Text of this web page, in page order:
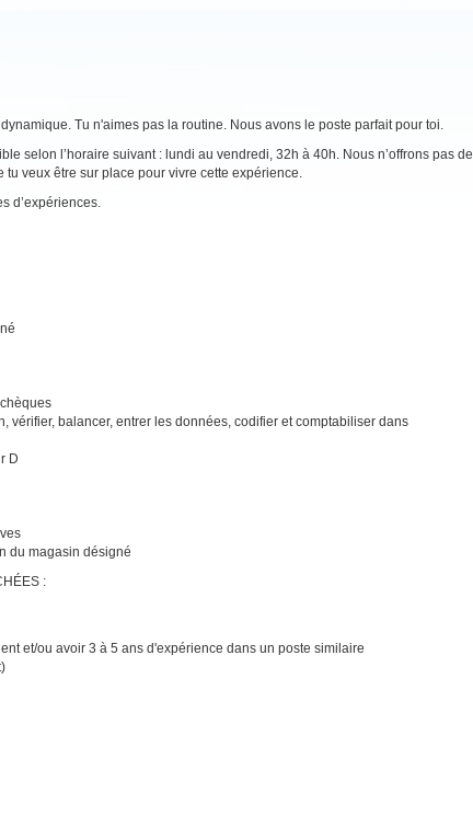
Tu n'aimes pas la routine. Nous avons le poste parfait pour toi.
selon l’horaire suivant : lundi au vendredi, 32h à 40h. Nous n’offrons pas de
veux être sur place pour vivre cette expérience.
d’expériences.
vérifier, balancer, entrer les données, codifier et comptabiliser dans
D
du magasin désigné
:
et/ou avoir 3 à 5 ans d'expérience dans un poste similaire